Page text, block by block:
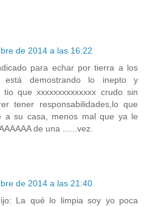
de 2014 a las 16:22
para echar por tierra a los
está demostrando lo inepto y
tio que xxxxxxxxxxxxxx crudo sin
tener responsabilidades,lo que
a su casa, menos mal que ya le
de una ......vez.
de 2014 a las 21:40
La qué lo limpia soy yo poca